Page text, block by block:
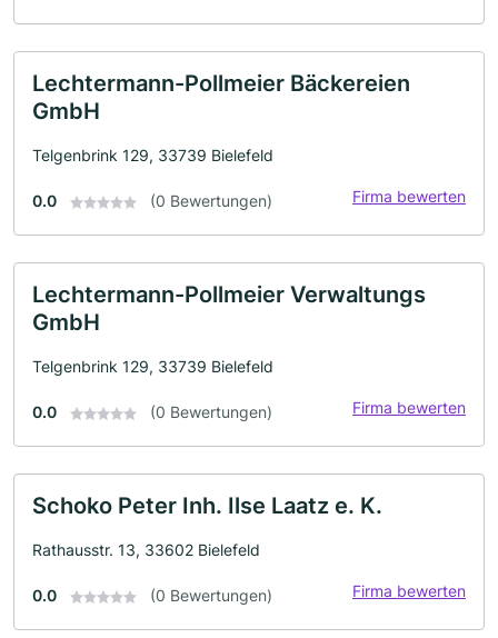
Lechtermann-Pollmeier Bäckereien
GmbH
Telgenbrink 129, 33739 Bielefeld
0.0 (0 Bewertungen) Firma bewerten
Lechtermann-Pollmeier Verwaltungs
GmbH
Telgenbrink 129, 33739 Bielefeld
0.0 (0 Bewertungen) Firma bewerten
Schoko Peter Inh. Ilse Laatz e. K.
Rathausstr. 13, 33602 Bielefeld
0.0 (0 Bewertungen) Firma bewerten